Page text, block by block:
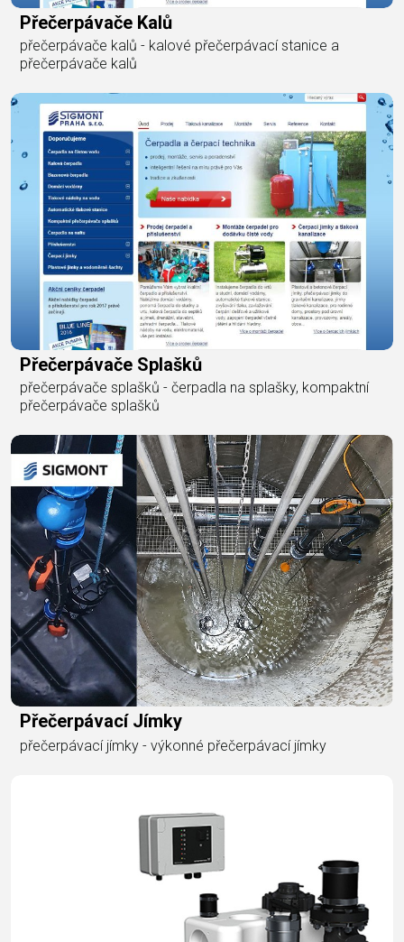
Přečerpávače Kalů
přečerpávače kalů - kalové přečerpávací stanice a
přečerpávače kalů
Přečerpávače Splašků
přečerpávače splašků - čerpadla na splašky, kompaktní
přečerpávače splašků
Přečerpávací Jímky
přečerpávací jímky - výkonné přečerpávací jímky